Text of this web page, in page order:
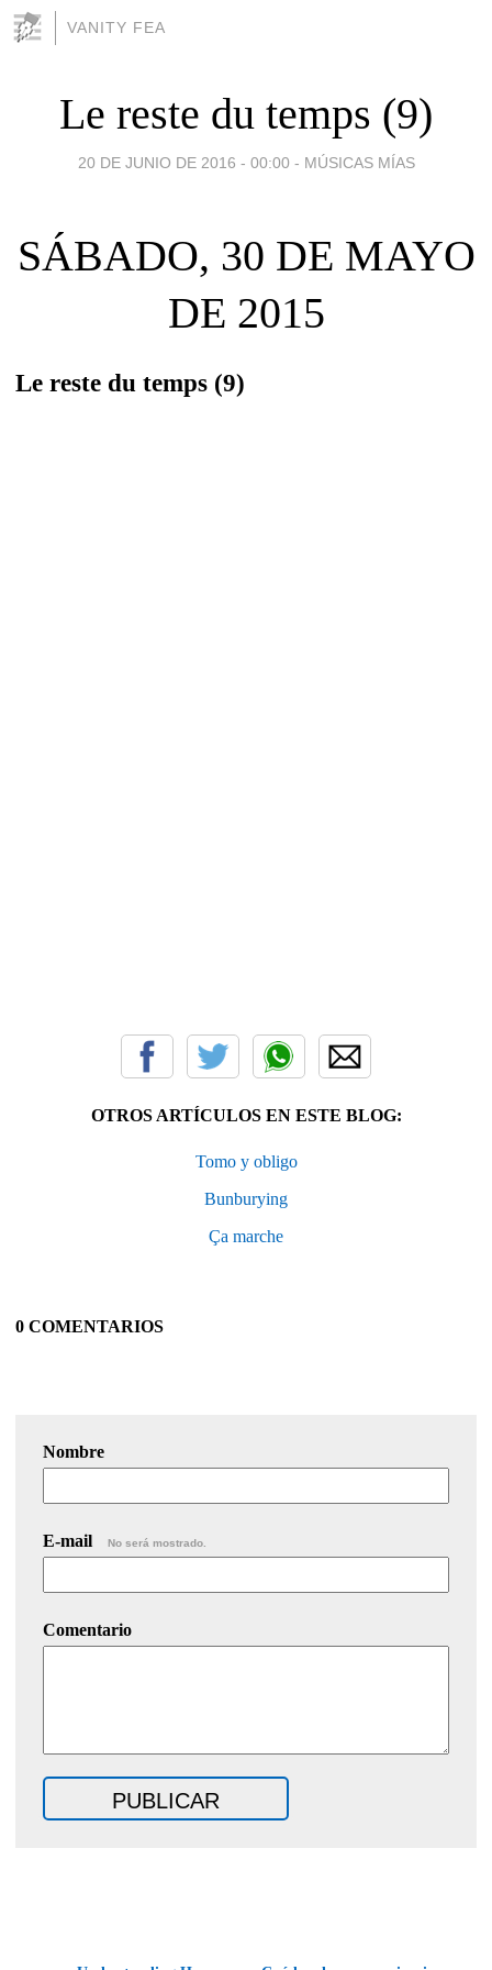
VANITY FEA
Le reste du temps (9)
20 DE JUNIO DE 2016 - 00:00 - MÚSICAS MÍAS
SÁBADO, 30 DE MAYO
DE 2015
Le reste du temps (9)
OTROS ARTÍCULOS EN ESTE BLOG:
Tomo y obligo
Bunburying
Ça marche
0 COMENTARIOS
Nombre
E-mail No será mostrado.
Comentario